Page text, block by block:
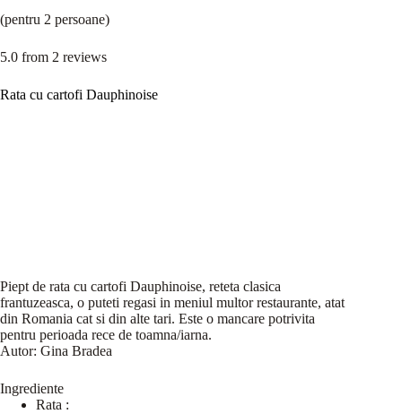
(pentru 2 persoane)
5.0 from 2 reviews
Rata cu cartofi Dauphinoise
Piept de rata cu cartofi Dauphinoise, reteta clasica
frantuzeasca, o puteti regasi in meniul multor restaurante, atat
din Romania cat si din alte tari. Este o mancare potrivita
pentru perioada rece de toamna/iarna.
Autor: Gina Bradea
Ingrediente
Rata :